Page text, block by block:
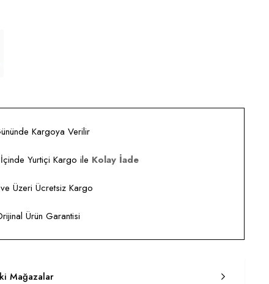
Kargoya Verilir
Yurtiçi Kargo ile Kolay İade
Üzeri Ücretsiz Kargo
Ürün Garantisi
Mağazalar